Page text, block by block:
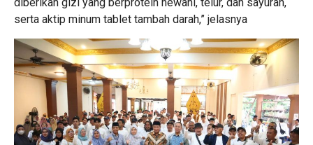
serta aktip minum tablet tambah darah,” jelasnya